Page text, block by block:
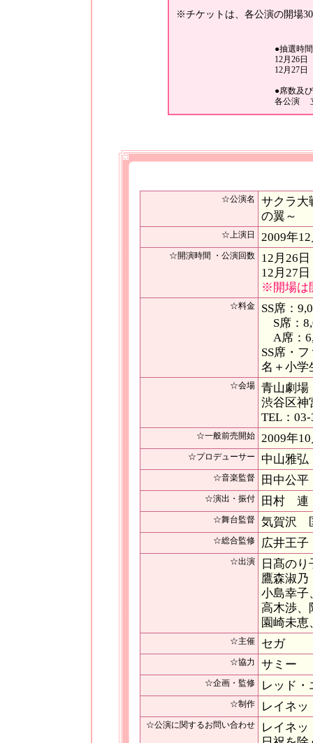
※チケットは、各公演の開場
●抽選時間
12月26日
12月27日
●席数及
各公演
☆公演名
サクラ
の翼～
☆上演日 2009年
☆開演時間 ・公演回数
12月26
12月27
※開場は
☆料金
SS席：
S席：
A席：
SS席・
名＋小学
☆会場
青山劇場
渋谷区神
TEL：
☆一般前売開始 2009年
☆プロデューサー 中山雅
☆音楽監督 田中公平
☆演出・振付 田村 連
☆舞台監督 気賀沢
☆総合監修 広井王子
☆出演
日髙の
鷹森淑乃
小島幸子
高木渉、
園崎未恵
☆主催 セガ
☆協力 サミー
☆企画・監修 レッド・
☆制作 レイネッ
☆公演に関するお問い合わせ
レイネ